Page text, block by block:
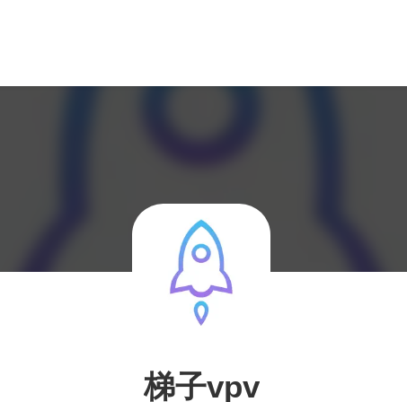
梯子vpv